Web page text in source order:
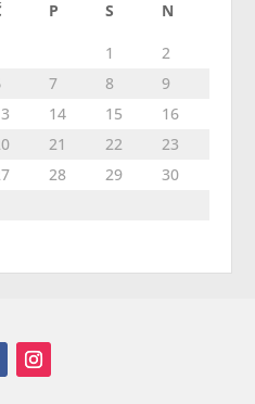
P S N
1
2
7 8
9
14 15
16
21 22
23
28 29
30